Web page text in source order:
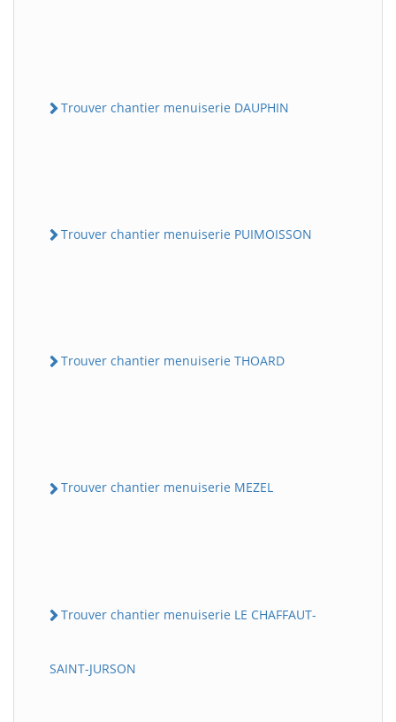
Trouver chantier menuiserie DAUPHIN
Trouver chantier menuiserie PUIMOISSON
Trouver chantier menuiserie THOARD
Trouver chantier menuiserie MEZEL
Trouver chantier menuiserie LE CHAFFAUT-
SAINT-JURSON